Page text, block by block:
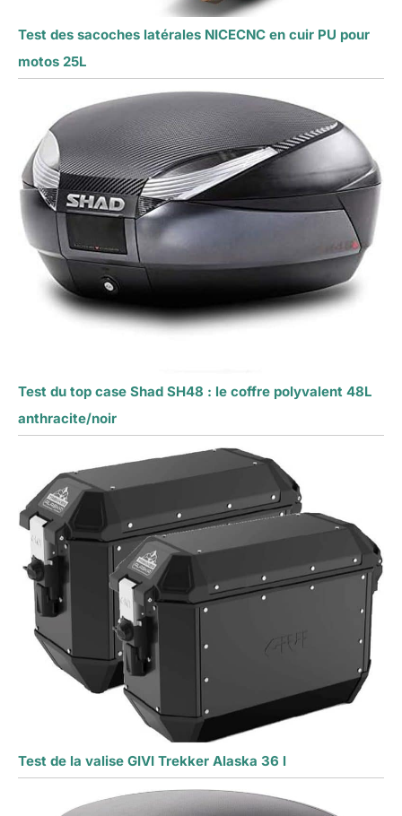
Test des sacoches latérales NICECNC en cuir PU pour
motos 25L
Test du top case Shad SH48 : le coffre polyvalent 48L
anthracite/noir
Test de la valise GIVI Trekker Alaska 36 l